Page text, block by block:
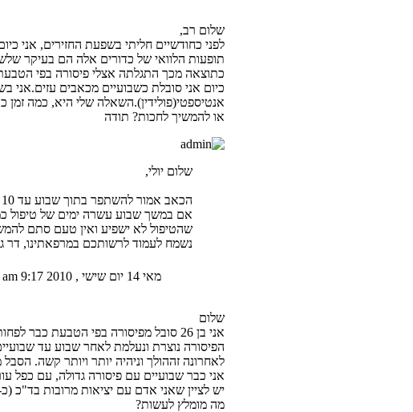
שלום רב,
לפני כחודשיים חליתי בשפעת החזירים, אני
תופעות הלוואי של כדורים אלה הם בעיקר
כתוצאה מכך התגלתה אצלי פיסורה בפי
כיום אני סובלת כשבועיים מכאבים
אנטיספטי(פולידין).השאלה שלי היא, כמה
או להמשיך לחכות? תודה
שלום יולי,
הכאב אמור להשתפר בתוך שבוע עד 10 ימים מהטיפול - אין שום סיבה להחמרה לקראת הסוף
אם במשך שבוע עשרה ימים של טיפול
שהטיפול לא ישפיע ואין טעם סתם
נשמח לעמוד לרשותכם במרפאתינו, דר
מאי 14 יום שישי , 2010 9:17 am
שלום
אני בן 26 סובל מפיסורה בפי הטבעת כבר לפחות שנה.
הפיסורה נוצרת ונעלמת לאחר שבוע עד
לאחרונה זההולך וניהיה יותר ויותר קשה.
אני כבר שבועיים עם פיסורה גדולה, עם כפל
יש לציין שאני אדם עם יציאות מרובות בד"כ (כ-4 ביום) ובזמן הפיסורה ישנה ירידה
מה מומלץ לעשות?